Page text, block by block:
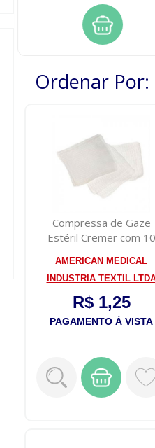
Ordenar Por:
Compressa de Gaze
Estéril Cremer com 10
AMERICAN MEDICAL
INDUSTRIA TEXTIL
R$ 1,25
PAGAMENTO À VISTA